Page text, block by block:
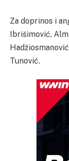
Za doprinos i
Ibrišimović,
Tunović.